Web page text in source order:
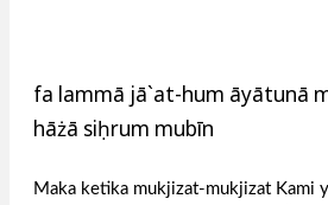
fa lammā jā`at-hum āyātunā
hāżā siḥrum mubīn
Maka ketika mukjizat-mukjizat Kami